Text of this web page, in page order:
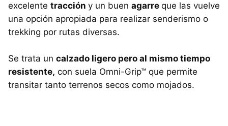
excelente tracción y un buen agarre que las vuelve
una opción apropiada para realizar senderismo o
trekking por rutas diversas.
Se trata un calzado ligero pero al mismo tiempo
resistente, con suela Omni-Grip™ que permite
transitar tanto terrenos secos como mojados.